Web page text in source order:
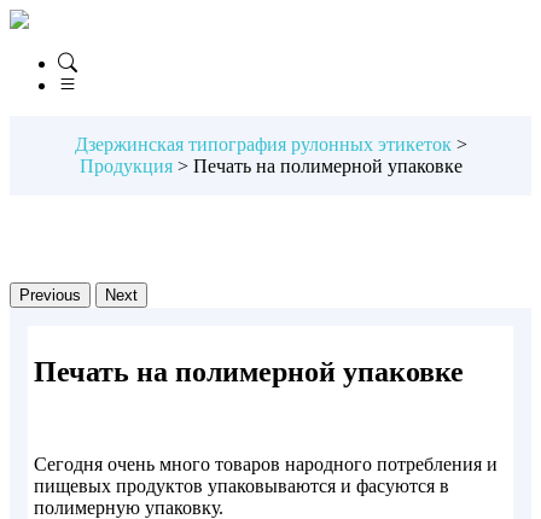
Дзержинская типография рулонных этикеток>
Продукция> Печать на полимерной упаковке
Previous Next
Печать на полимерной упаковке
Сегодня очень много товаров народного потребления и
пищевых продуктов упаковываются и фасуются в
полимерную упаковку.